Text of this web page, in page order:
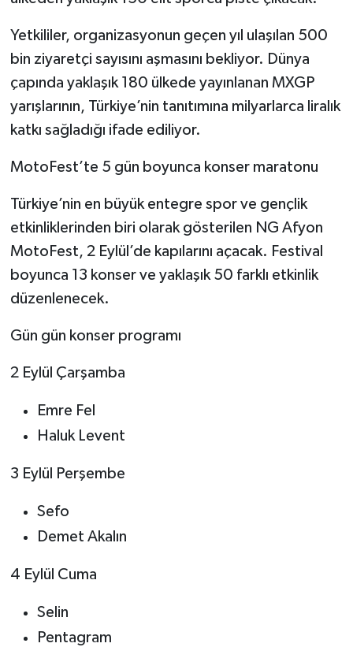
Yetkililer, organizasyonun geçen yıl ulaşılan 500
bin ziyaretçi sayısını aşmasını bekliyor. Dünya
çapında yaklaşık 180 ülkede yayınlanan MXGP
yarışlarının, Türkiye’nin tanıtımına milyarlarca liralık
katkı sağladığı ifade ediliyor.
MotoFest’te 5 gün boyunca konser maratonu
Türkiye’nin en büyük entegre spor ve gençlik
etkinliklerinden biri olarak gösterilen NG Afyon
MotoFest, 2 Eylül’de kapılarını açacak. Festival
boyunca 13 konser ve yaklaşık 50 farklı etkinlik
düzenlenecek.
Gün gün konser programı
2 Eylül Çarşamba
Emre Fel
Haluk Levent
3 Eylül Perşembe
Sefo
Demet Akalın
4 Eylül Cuma
Selin
Pentagram